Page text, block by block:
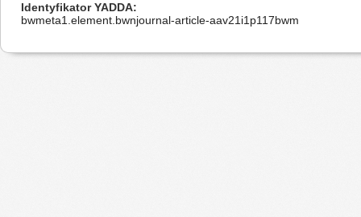
Identyfikator YADDA
bwmeta1.element.bwnjournal-article-aav21i1p117bwm